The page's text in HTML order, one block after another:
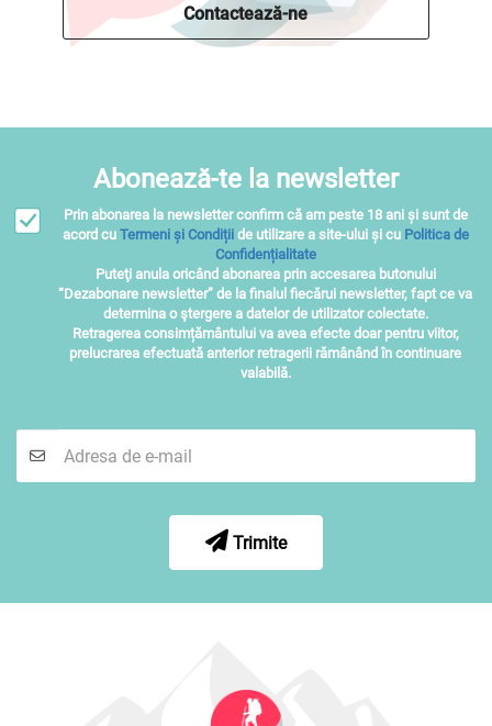
Contactează-ne
Abonează-te la newsletter
Prin abonarea la newsletter confirm că am peste 18 ani și sunt de
acord cu Termeni și Condițiide utilizare a site-ului și cu Politica de
Confidențialitate
Puteţi anula oricând abonarea prin accesarea butonului
“Dezabonare newsletter” de la finalul fiecărui newsletter, fapt ce va
determina o ştergere a datelor de utilizator colectate.
Retragerea consimțământului va avea efecte doar pentru viitor,
prelucrarea efectuată anterior retragerii rămânând în continuare
valabilă.
Trimite